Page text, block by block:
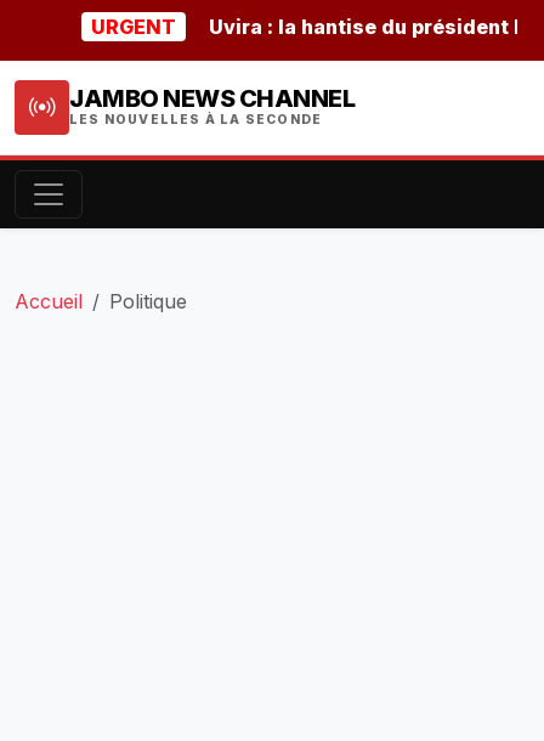
URGENT Uvira : la hantise du président
JAMBO NEWS CHANNEL
LES NOUVELLES À LA SECONDE
Accueil Politique